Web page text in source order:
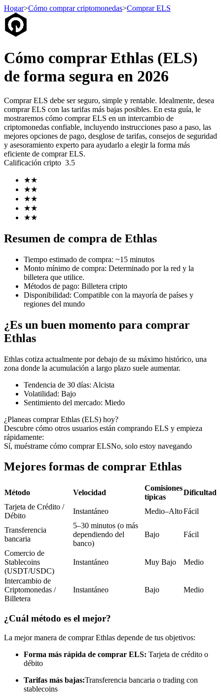
Futuros del USDT
Futuros que utilizan USDT como garantía
Futuros COIN-M
Futuros de criptomonedas
TradFi
Derivados de acciones, divisas, metales preciosos y materias
primas
Futuros del USDC
Futuros que utilizan USDC como garantía
Copiar Trading
Únete a los mejores traders
Conviértete en un Trader de Copia
Hogar>Cómo comprar criptomonedas>Comprar ELS
Cómo comprar Ethlas (ELS)
de forma segura en 2026
Comprar ELS debe ser seguro, simple y rentable. Idealmente, desea
comprar ELS con las tarifas más bajas posibles. En esta guía, le
mostraremos cómo comprar ELS en un intercambio de
criptomonedas confiable, incluyendo instrucciones paso a paso, las
mejores opciones de pago, desglose de tarifas, consejos de seguridad
y asesoramiento experto para ayudarlo a elegir la forma más
eficiente de comprar ELS.
Calificación cripto 3.5
★★
★★
★★
★★
★★
Resumen de compra de Ethlas
Tiempo estimado de compra: ~15 minutos
Monto mínimo de compra: Determinado por la red y la
billetera que utilice.
Métodos de pago: Billetera cripto
Disponibilidad: Compatible con la mayoría de países y
regiones del mundo
¿Es un buen momento para comprar
Ethlas
Ethlas cotiza actualmente por debajo de su máximo histórico, una
zona donde la acumulación a largo plazo suele aumentar.
Tendencia de 30 días: Alcista
Volatilidad: Bajo
Sentimiento del mercado: Miedo
¿Planeas comprar Ethlas (ELS) hoy?
Descubre cómo otros usuarios están comprando ELS y empieza
rápidamente:
Sí, muéstrame cómo comprar ELSNo, solo estoy navegando
Mejores formas de comprar Ethlas
Método Velocidad
Comisiones
típicas
Dificultad
Tarjeta de Crédito /
Débito
Instantáneo Medio–AltoFácil
Transferencia
bancaria
5–30 minutos (o más
dependiendo del
banco)
Bajo Fácil
Comercio de
Stablecoins
(USDT/USDC)
Instantáneo Muy Bajo Medio
Intercambio de
Criptomonedas /
Billetera
Instantáneo Bajo Medio
¿Cuál método es el mejor?
La mejor manera de comprar Ethlas depende de tus objetivos:
Forma más rápida de comprar ELS: Tarjeta de crédito o
débito
Tarifas más bajas:Transferencia bancaria o trading con
stablecoins